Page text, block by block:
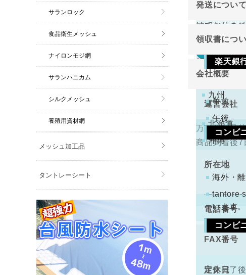
金確認後
楽天銀
ください
コンビ
コンビニ
配となり
コンビ
注文完了
関東
近畿
中国
四国
九州
北海道
沖縄
海外・
tantore
います。
切り売り商
けておりま
切り売り商
不良品
万一不良品
商品到着後7
発送について
原則として
下記の選
午前
午後
領収書につ
領収書（納
会社概要
運営会社
代表取締役
所在地
電話番号
FAX番号
定休日
サランロック
食品衛生メッシュ
ナイロンモジ網
サランハニカム
シルクメッシュ
養殖用資材網
メッシュ加工品
タントレーシート